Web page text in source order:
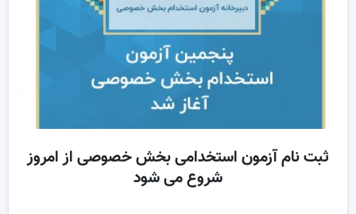
ثبت نام آزمون استخدامی بخش خصوصی از امروز
شروع می شود